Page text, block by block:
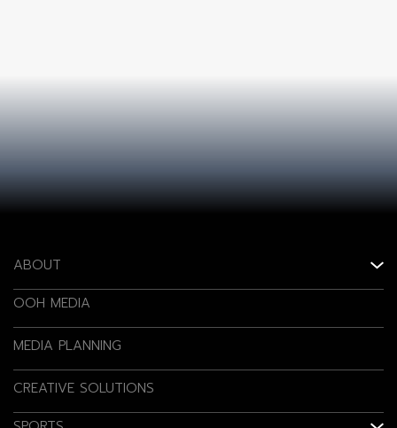
ABOUT
OOH MEDIA
MEDIA PLANNING
CREATIVE SOLUTIONS